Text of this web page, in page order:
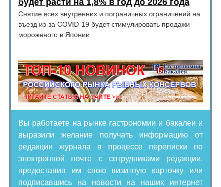
будет расти на 1,8% в год до 2026 года
Снятие всех внутренних и пограничных ограничений на
въезд из-за COVID-19 будет стимулировать продажи
мороженого в Японии
Вы работаете на рынке гастрономии и бакалеи и
выразили желание получать информацию от
редакции журнала в процессе переписки по
электронной почте с сотрудниками редакции,
предоставив им свою визитную карточку или
подписавшись на новости на наших интернет